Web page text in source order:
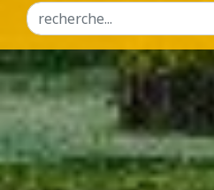
Rechercher